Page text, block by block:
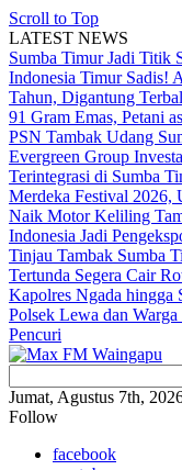
Scroll to Top
LATEST NEWS
Sumba Timur Jadi Titik
Indonesia Timur Sadis!
Tahun, Digantung
91 Gram Emas, Petani
PSN Tambak Udang
Evergreen Group
Terintegrasi di Sumba
Merdeka Festival
Naik Motor Keliling
Indonesia Jadi
Tinjau Tambak Sumba
Tertunda Segera Cair
Kapolres Ngada hingga
Polsek Lewa dan
Pencuri
Jumat, Agustus 7th,
Follow
facebook